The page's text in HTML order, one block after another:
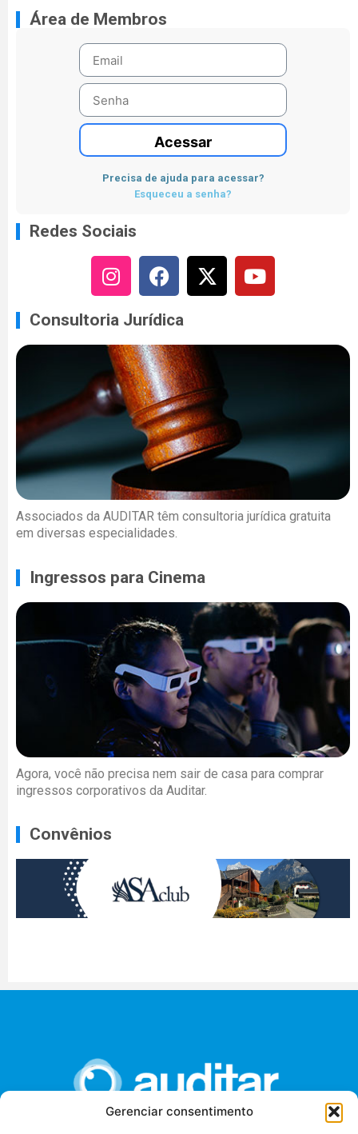
Gerenciar consentimento
Área de Membros
Acessar
Precisa de ajuda para acessar?
Esqueceu a senha?
Redes Sociais
Consultoria Jurídica
Associados da AUDITAR têm consultoria jurídica gratuita
em diversas especialidades.
Ingressos para Cinema
Agora, você não precisa nem sair de casa para comprar
ingressos corporativos da Auditar.
Convênios